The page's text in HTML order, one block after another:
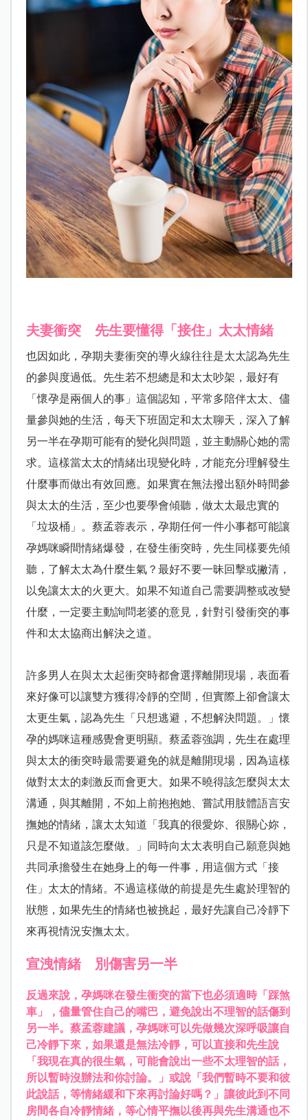
夫妻衝突 先生要懂得「接住」太太情緒
也因如此，孕期夫妻衝突的導火線往往是太太認為先生
的參與度過低。先生若不想總是和太太吵架，最好有
「懷孕是兩個人的事」這個認知，平常多陪伴太太、儘
量參與她的生活，每天下班固定和太太聊天，深入了解
另一半在孕期可能有的變化與問題，並主動關心她的需
求。這樣當太太的情緒出現變化時，才能充分理解發生
什麼事而做出有效回應。如果實在無法撥出額外時間參
與太太的生活，至少也要學會傾聽，做太太最忠實的
「垃圾桶」。蔡孟蓉表示，孕期任何一件小事都可能讓
孕媽咪瞬間情緒爆發，在發生衝突時，先生同樣要先傾
聽，了解太太為什麼生氣？最好不要一昧回擊或撇清，
以免讓太太的火更大。如果不知道自己需要調整或改變
什麼，一定要主動詢問老婆的意見，針對引發衝突的事
件和太太協商出解決之道。
許多男人在與太太起衝突時都會選擇離開現場，表面看
來好像可以讓雙方獲得冷靜的空間，但實際上卻會讓太
太更生氣，認為先生「只想逃避，不想解決問題。」懷
孕的媽咪這種感覺會更明顯。蔡孟蓉強調，先生在處理
與太太的衝突時最需要避免的就是離開現場，因為這樣
做對太太的刺激反而會更大。如果不曉得該怎麼與太太
溝通，與其離開，不如上前抱抱她、嘗試用肢體語言安
撫她的情緒，讓太太知道「我真的很愛妳、很關心妳，
只是不知道該怎麼做。」同時向太太表明自己願意與她
共同承擔發生在她身上的每一件事，用這個方式「接
住」太太的情緒。不過這樣做的前提是先生處於理智的
狀態，如果先生的情緒也被挑起，最好先讓自己冷靜下
來再視情況安撫太太。
宣洩情緒 別傷害另一半
反過來說，孕媽咪在發生衝突的當下也必須適時「踩煞
車」，儘量管住自己的嘴巴，避免說出不理智的話傷到
另一半。蔡孟蓉建議，孕媽咪可以先做幾次深呼吸讓自
己冷靜下來，如果還是無法冷靜，可以直接和先生說
「我現在真的很生氣，可能會說出一些不太理智的話，
所以暫時沒辦法和你討論。」或說「我們暫時不要和彼
此說話，等情緒緩和下來再討論好嗎？」讓彼此到不同
房間各自冷靜情緒，等心情平撫以後再與先生溝通也不